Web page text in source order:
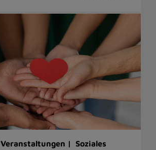
Veranstaltungen | Soziales